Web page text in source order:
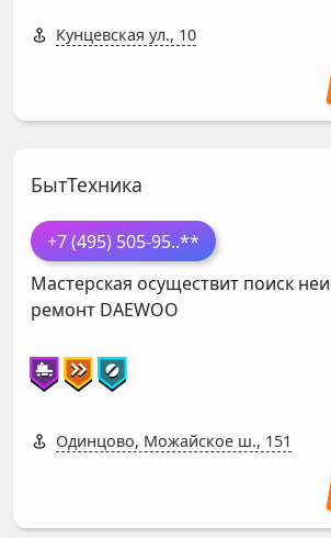
Кунцевская ул., 10
БытТехника
+7 (495) 505-95..**
Мастерская осуществит поиск
ремонт DAEWOO
Одинцово, Можайское ш., 151